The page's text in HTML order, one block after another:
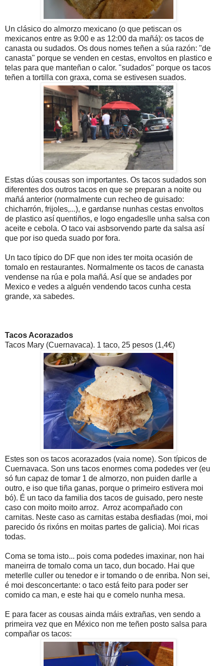
Un clásico do almorzo mexicano (o que petiscan os
mexicanos entre as 9:00 e as 12:00 da mañá): os tacos de
canasta ou sudados. Os dous nomes teñen a súa razón: "de
canasta" porque se venden en cestas, envoltos en plastico e
telas para que manteñan o calor. "sudados" porque os tacos
teñen a tortilla con graxa, coma se estivesen suados.
Estas dúas cousas son importantes. Os tacos sudados son
diferentes dos outros tacos en que se preparan a noite ou
mañá anterior (normalmente cun recheo de guisado:
chicharrón, frijoles,...), e gardanse nunhas cestas envoltos
de plastico así quentiños, e logo engadeslle unha salsa con
aceite e cebola. O taco vai asbsorvendo parte da salsa así
que por iso queda suado por fora.
Un taco típico do DF que non ides ter moita ocasión de
tomalo en restaurantes. Normalmente os tacos de canasta
vendense na rúa e pola mañá. Así que se andades por
Mexico e vedes a alguén vendendo tacos cunha cesta
grande, xa sabedes.
Tacos Acorazados
Tacos Mary (Cuernavaca). 1 taco, 25 pesos (1,4€)
Estes son os tacos acorazados (vaia nome). Son típicos de
Cuernavaca. Son uns tacos enormes coma podedes ver (eu
só fun capaz de tomar 1 de almorzo, non puiden darlle a
outro, e iso que tiña ganas, porque o primeiro estivera moi
bó). É un taco da familia dos tacos de guisado, pero neste
caso con moito moito arroz. Arroz acompañado con
carnitas. Neste caso as carnitas estaba desfiadas (moi, moi
parecido ós rixóns en moitas partes de galicia). Moi ricas
todas.
Coma se toma isto... pois coma podedes imaxinar, non hai
maneirra de tomalo coma un taco, dun bocado. Hai que
meterlle culler ou tenedor e ir tomando o de enriba. Non sei,
é moi desconcertante: o taco está feito para poder ser
comido ca man, e este hai qu e comelo nunha mesa.
E para facer as cousas ainda máis extrañas, ven sendo a
primeira vez que en México non me teñen posto salsa para
compañar os tacos: